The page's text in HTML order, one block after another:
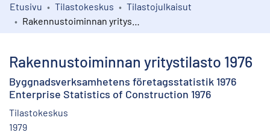
Kokoelmat
Etusivu Tilastokeskus
Tilastojulkaisut
Rakennustoiminnan yritystilasto 1976
Byggnadsverksamhetens företagsstatistik 1976
Enterprise Statistics of Construction 1976
Tilastokeskus
1979